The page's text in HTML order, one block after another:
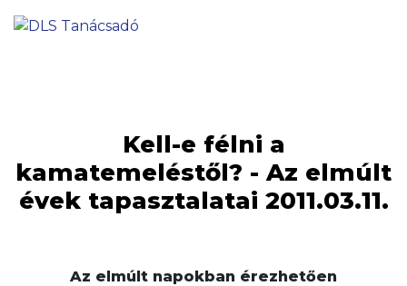
Kell-e félni a
kamatemeléstől? - Az elmúlt
évek tapasztalatai 2011.03.11.
Az elmúlt napokban érezhetően